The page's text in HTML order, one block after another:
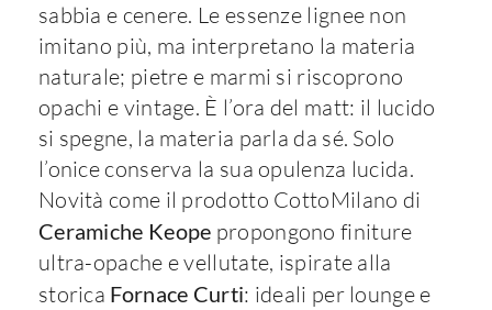
sabbia e cenere. Le essenze lignee non
imitano più, ma interpretano la materia
naturale; pietre e marmi si riscoprono
opachi e vintage. È l’ora del matt: il lucido
si spegne, la materia parla da sé. Solo
l’onice conserva la sua opulenza lucida.
Novità come il prodotto CottoMilano di
Ceramiche Keope propongono finiture
ultra-opache e vellutate, ispirate alla
storica Fornace Curti: ideali per lounge e